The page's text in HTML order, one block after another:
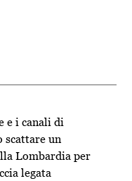
e i canali di
scattare un
Lombardia per
legata